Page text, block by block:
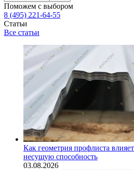
Поможем с выбором
8 (495) 221-64-55
Статьи
Все статьи
Как геометрия профлиста
несущую способность
03.08.2026